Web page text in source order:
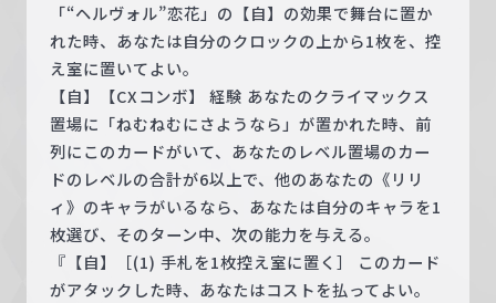
「“ヘルヴォル”恋花」の【自】の効果で舞台に置か
れた時、あなたは自分のクロックの上から1枚を、控
え室に置いてよい。
【自】【CXコンボ】 経験 あなたのクライマックス
置場に「ねむねむにさようなら」が置かれた時、前
列にこのカードがいて、あなたのレベル置場のカー
ドのレベルの合計が6以上で、他のあなたの《リリ
ィ》のキャラがいるなら、あなたは自分のキャラを1
枚選び、そのターン中、次の能力を与える。
『【自】［(1) 手札を1枚控え室に置く］ このカード
がアタックした時、あなたはコストを払ってよい。